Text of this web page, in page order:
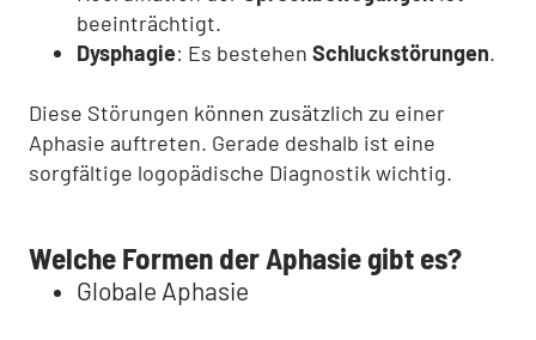
beeinträchtigt.
Dysphagie: Es bestehen Schluckstörungen.
Diese Störungen können zusätzlich zu einer
Aphasie auftreten. Gerade deshalb ist eine
sorgfältige logopädische Diagnostik wichtig.
Welche Formen der Aphasie gibt es?
Globale Aphasie